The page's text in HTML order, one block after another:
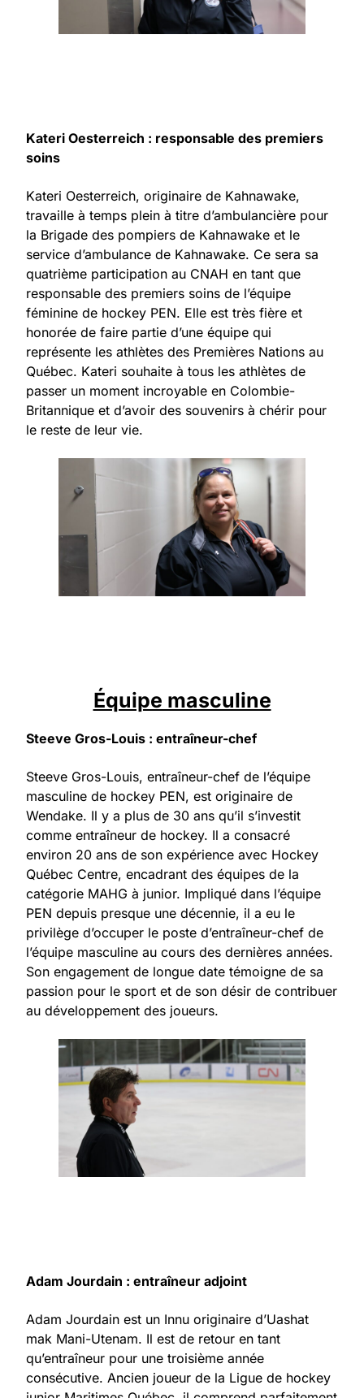
Kateri Oesterreich : responsable des premiers
soins
Kateri Oesterreich, originaire de Kahnawake,
travaille à temps plein à titre d’ambulancière pour
la Brigade des pompiers de Kahnawake et le
service d’ambulance de Kahnawake. Ce sera sa
quatrième participation au CNAH en tant que
responsable des premiers soins de l’équipe
féminine de hockey PEN. Elle est très fière et
honorée de faire partie d’une équipe qui
représente les athlètes des Premières Nations au
Québec. Kateri souhaite à tous les athlètes de
passer un moment incroyable en Colombie-
Britannique et d’avoir des souvenirs à chérir pour
le reste de leur vie.
Équipe masculine
Steeve Gros-Louis : entraîneur-chef
Steeve Gros-Louis, entraîneur-chef de l’équipe
masculine de hockey PEN, est originaire de
Wendake. Il y a plus de 30 ans qu’il s’investit
comme entraîneur de hockey. Il a consacré
environ 20 ans de son expérience avec Hockey
Québec Centre, encadrant des équipes de la
catégorie MAHG à junior. Impliqué dans l’équipe
PEN depuis presque une décennie, il a eu le
privilège d’occuper le poste d’entraîneur-chef de
l’équipe masculine au cours des dernières années.
Son engagement de longue date témoigne de sa
passion pour le sport et de son désir de contribuer
au développement des joueurs.
Adam Jourdain : entraîneur adjoint
Adam Jourdain est un Innu originaire d’Uashat
mak Mani-Utenam. Il est de retour en tant
qu’entraîneur pour une troisième année
consécutive. Ancien joueur de la Ligue de hockey